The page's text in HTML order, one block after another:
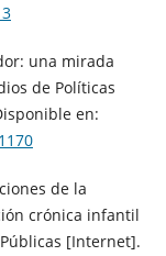
una mirada
de Políticas
en:
de la
crónica infantil
[Internet].